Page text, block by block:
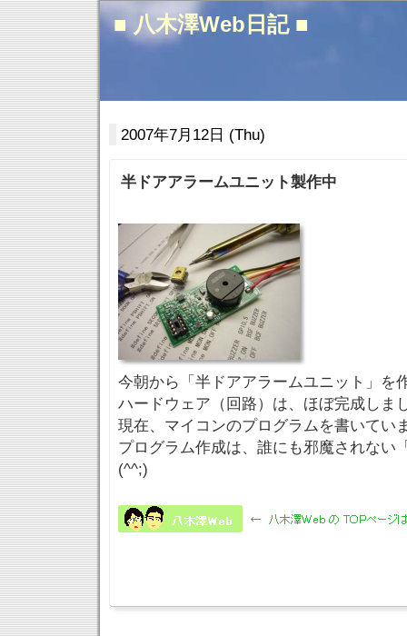
■ 八木澤Web日記 ■
2007年7月12日 (Thu)
半ドアアラームユニット製作中
今朝から「半ドアアラームユニット」を
ハードウェア（回路）は、ほぼ完成しま
現在、マイコンのプログラムを書いてい
プログラム作成は、誰にも邪魔されない
(^^;)